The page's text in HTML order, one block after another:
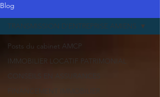
Blog
Posts du cabinet AMCP
IMMOBILIER LOCATIF PATRIMONIAL
CONSEILS EN ASSURANCES
TRANSMISSION D'ENTREPRISE AMIENS